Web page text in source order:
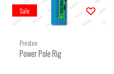
Sale
Preston
Power Pole Rig